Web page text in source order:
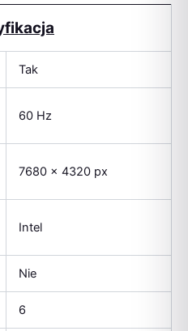
Tak
60 Hz
7680 x 4320 px
Intel
Nie
6